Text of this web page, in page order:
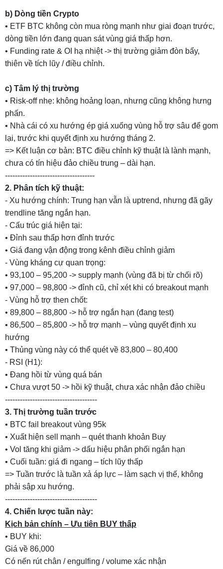
b) Dòng tiền Crypto
• ETF BTC không còn mua ròng mạnh như giai đoạn trước,
dòng tiền lớn đang quan sát vùng giá thấp hơn.
• Funding rate & OI hạ nhiệt -> thị trường giảm đòn bẩy,
thiên về tích lũy / điều chỉnh.
c) Tâm lý thị trường
• Risk-off nhẹ: không hoảng loạn, nhưng cũng không hưng
phấn.
• Nhà cái có xu hướng ép giá xuống vùng hỗ trợ sâu để gom
lại, trước khi quyết định xu hướng tháng 2.
=> Kết luận cơ bản: BTC điều chỉnh kỹ thuật là lành mạnh,
chưa có tín hiệu đảo chiều trung – dài hạn.
------------------------------------
2. Phân tích kỹ thuật:
- Xu hướng chính: Trung hạn vẫn là uptrend, nhưng đã gãy
trendline tăng ngắn hạn.
- Cấu trúc giá hiện tại:
• Đỉnh sau thấp hơn đỉnh trước
• Giá đang vận động trong kênh điều chỉnh giảm
- Vùng kháng cự quan trọng:
• 93,100 – 95,200 -> supply mạnh (vùng đã bị từ chối rõ)
• 97,000 – 98,800 -> đỉnh cũ, chỉ xét khi có breakout mạnh
- Vùng hỗ trợ then chốt:
• 89,800 – 88,800 -> hỗ trợ ngắn hạn (đang test)
• 86,500 – 85,800 -> hỗ trợ mạnh – vùng quyết định xu
hướng
• Thủng vùng này có thể quét về 83,800 – 80,400
- RSI (H1):
• Đang hồi từ vùng quá bán
• Chưa vượt 50 -> hồi kỹ thuật, chưa xác nhận đảo chiều
-------------------------------------
3. Thị trường tuần trước
• BTC fail breakout vùng 95k
• Xuất hiện sell mạnh – quét thanh khoản Buy
• Vol tăng khi giảm -> dấu hiệu phân phối ngắn hạn
• Cuối tuần: giá đi ngang – tích lũy thấp
=> Tuần trước là tuần xả áp lực – làm sạch vị thế, không
phải sập xu hướng.
-------------------------------------
4. Chiến lược tuần này:
Kịch bản chính – Ưu tiên BUY thấp
• BUY khi:
Giá về 86,000
Có nến rút chân / engulfing / volume xác nhận